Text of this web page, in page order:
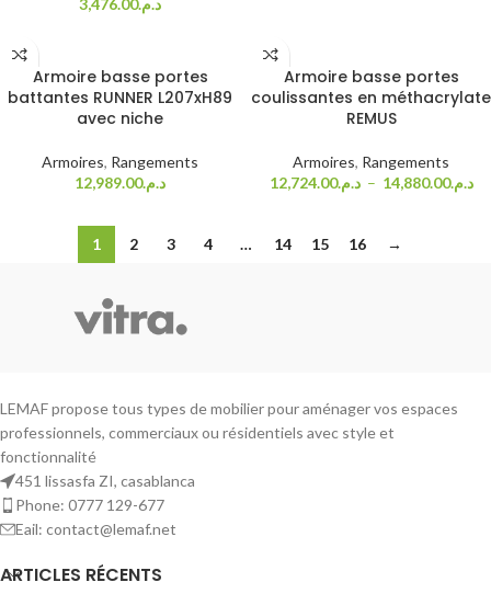
Armoire basse portes
battantes RUNNER L207xH89
avec niche
Armoires, Rangements
د.م.12,989.00
Armoire basse portes
coulissantes en méthacrylate
REMUS
Armoires, Rangements
د.م.12,724.00 – د.م.14,880.00
1 2 3 4 … 14 15 16 →
LEMAF propose tous types de mobilier pour aménager vos espaces
professionnels, commerciaux ou résidentiels avec style et
fonctionnalité
451 lissasfa ZI, casablanca
Phone: 0777 129-677
Eail: contact@lemaf.net
ARTICLES RÉCENTS